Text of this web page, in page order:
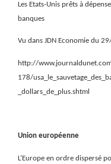
Les Etats-Unis prêts à
banques
Vu dans JDN Economie du
http://
178/
_dollars_de_plus.shtml
Union européenne
L’Europe en ordre dispersé